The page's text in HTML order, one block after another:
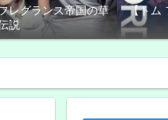
レグランス帝国の華
説
【トム